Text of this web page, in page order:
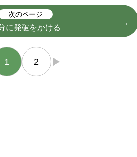
次のページ
に発破をかける
1 2 →